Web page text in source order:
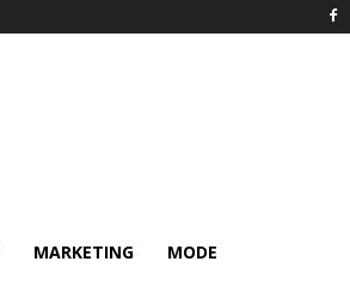
MARKETING MODE